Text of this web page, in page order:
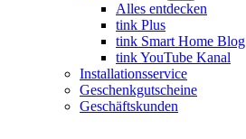
Alles entdecken
tink Plus
tink Smart Home Blog
tink YouTube Kanal
Installationsservice
Geschenkgutscheine
Geschäftskunden